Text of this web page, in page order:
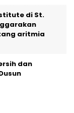
di St.
aritmia
dan